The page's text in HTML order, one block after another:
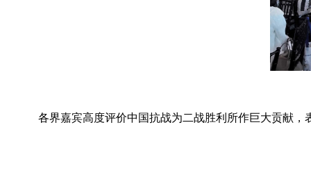
各界嘉宾高度评价中国抗战为二战胜利所作巨大贡献，